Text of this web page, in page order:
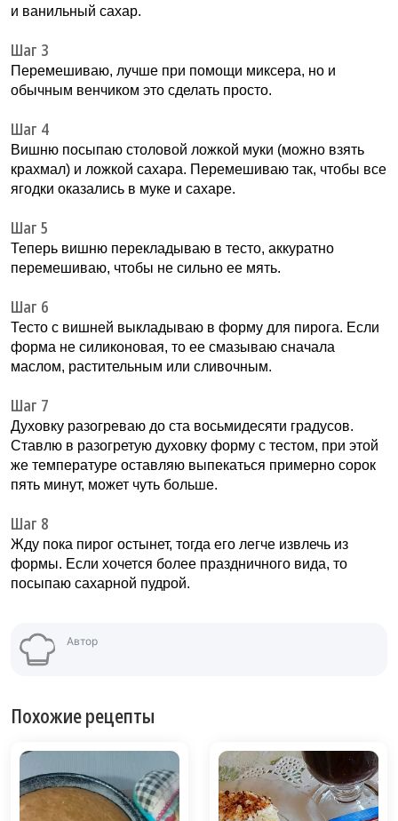
и ванильный сахар.
Шаг 3
Перемешиваю, лучше при помощи миксера, но и
обычным венчиком это сделать просто.
Шаг 4
Вишню посыпаю столовой ложкой муки (можно взять
крахмал) и ложкой сахара. Перемешиваю так, чтобы все
ягодки оказались в муке и сахаре.
Шаг 5
Теперь вишню перекладываю в тесто, аккуратно
перемешиваю, чтобы не сильно ее мять.
Шаг 6
Тесто с вишней выкладываю в форму для пирога. Если
форма не силиконовая, то ее смазываю сначала
маслом, растительным или сливочным.
Шаг 7
Духовку разогреваю до ста восьмидесяти градусов.
Ставлю в разогретую духовку форму с тестом, при этой
же температуре оставляю выпекаться примерно сорок
пять минут, может чуть больше.
Шаг 8
Жду пока пирог остынет, тогда его легче извлечь из
формы. Если хочется более праздничного вида, то
посыпаю сахарной пудрой.
Автор
Похожие рецепты